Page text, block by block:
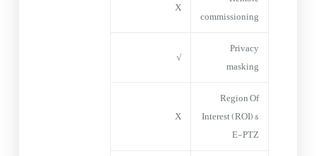
commissioning
X
Privacy
masking
√
Region Of
Interest (ROI) &
E-PTZ
X